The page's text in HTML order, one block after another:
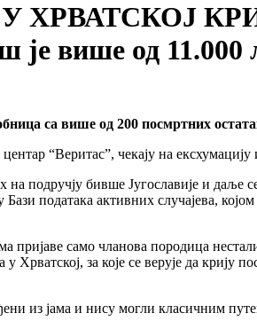
У ХРВАТСКОЈ
више од 11.000
са више од 200 посмртних
“Веритас”, чекају на ексхумацију
подручју бивше Југославије и даље
података активних случајева,
само чланова породица
за које се верује да крију
из јама и нису могли класичним